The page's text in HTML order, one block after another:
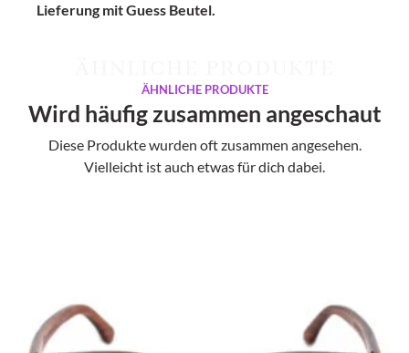
Lieferung mit Guess Beutel.
ÄHNLICHE PRODUKTE
Wird häufig zusammen angeschaut
Diese Produkte wurden oft zusammen angesehen.
Vielleicht ist auch etwas für dich dabei.